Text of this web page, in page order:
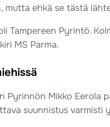
mutta ehkä se tästä
Tampereen Pyrintö.
MS Parma.
Pyrinnön Mikko
suunnistus